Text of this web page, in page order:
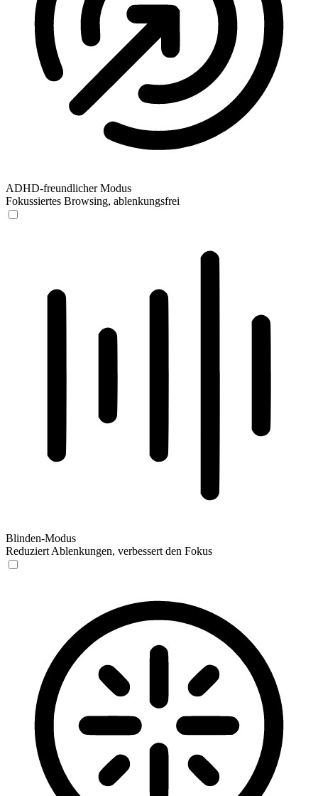
ADHD-freundlicher Modus
Fokussiertes Browsing, ablenkungsfrei
Blinden-Modus
Reduziert Ablenkungen, verbessert den Fokus